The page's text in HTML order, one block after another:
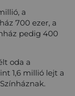
a
700 ezer, a
pedig 400
oda a
1,6 millió lejt a